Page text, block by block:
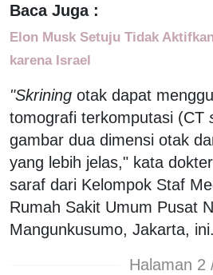
Baca Juga :
Elon Musk Setuju Tidak
karena Israel
"Skrining otak dapat
tomografi terkomputasi (CT
gambar dua dimensi otak
yang lebih jelas," kata
saraf dari Kelompok Staf
Rumah Sakit Umum Pusat
Mangunkusumo, Jakarta, ini.
Halaman 2